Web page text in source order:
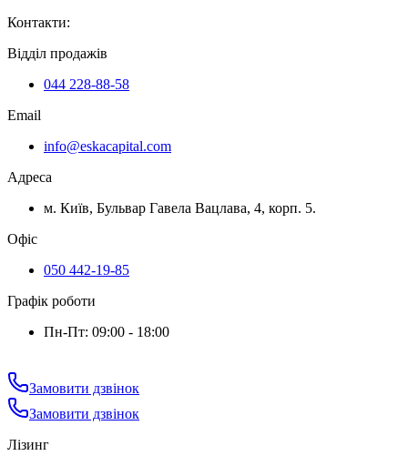
Контакти:
Відділ продажів
044 228-88-58
Email
info@eskacapital.com
Адреса
м. Київ, Бульвар Гавела Вацлава, 4, корп. 5.
Офіс
050 442-19-85
Графік роботи
Пн-Пт: 09:00 - 18:00
Замовити дзвінок
Замовити дзвінок
Лізинг